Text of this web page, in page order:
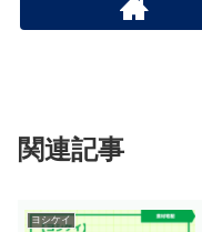
関連記事
ヨシケイ